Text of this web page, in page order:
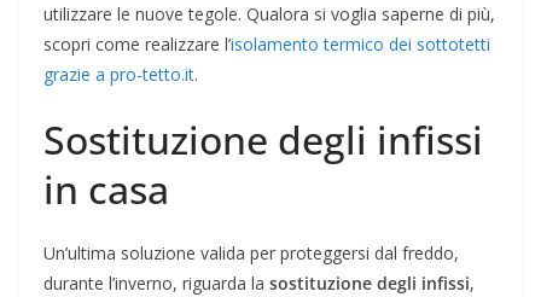
utilizzare le nuove tegole. Qualora si voglia saperne di più,
scopri come realizzare l’isolamento termico dei sottotetti
grazie a pro-tetto.it.
Sostituzione degli infissi
in casa
Un’ultima soluzione valida per proteggersi dal freddo,
durante l’inverno, riguarda la sostituzione degli infissi,